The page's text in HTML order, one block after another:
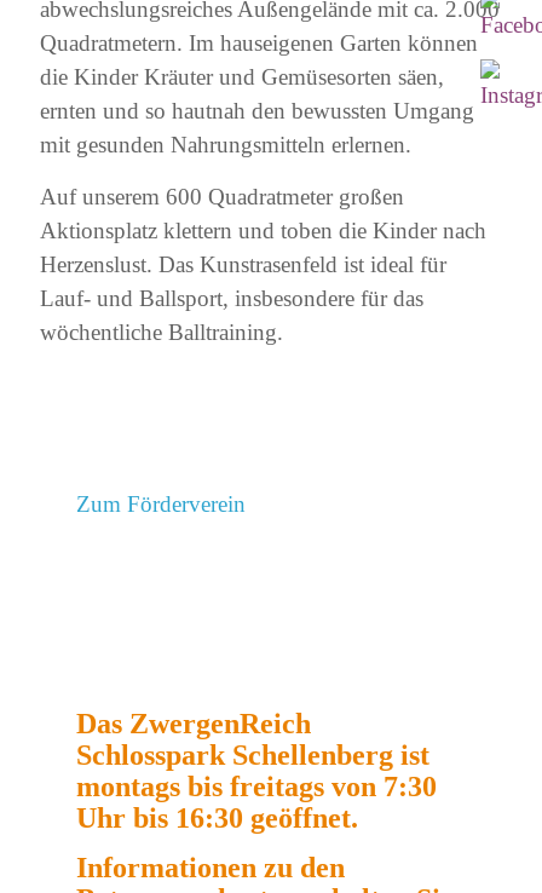
abwechslungsreiches Außengelände mit ca. 2.000
Quadratmetern. Im hauseigenen Garten können
die Kinder Kräuter und Gemüsesorten säen,
ernten und so hautnah den bewussten Umgang
mit gesunden Nahrungsmitteln erlernen.
Auf unserem 600 Quadratmeter großen
Aktionsplatz klettern und toben die Kinder nach
Herzenslust. Das Kunstrasenfeld ist ideal für
Lauf- und Ballsport, insbesondere für das
wöchentliche Balltraining.
Zum Förderverein
Das ZwergenReich
Schlosspark Schellenberg ist
montags bis freitags von 7:30
Uhr bis 16:30 geöffnet.
Informationen zu den